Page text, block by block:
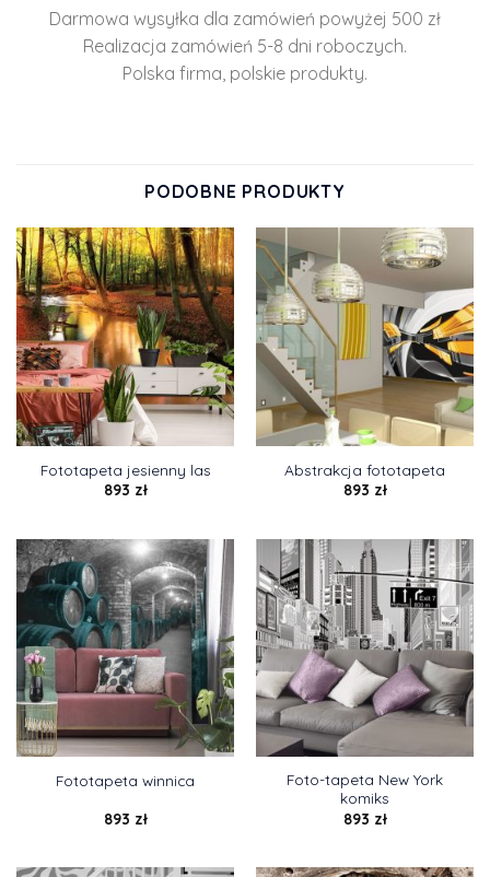
Darmowa wysyłka dla zamówień powyżej 500 zł
Realizacja zamówień 5-8 dni roboczych.
Polska firma, polskie produkty.
PODOBNE PRODUKTY
Fototapeta jesienny las
893 zł
Abstrakcja fototapeta
893 zł
Fototapeta winnica
893 zł
Foto-tapeta New York
komiks
893 zł